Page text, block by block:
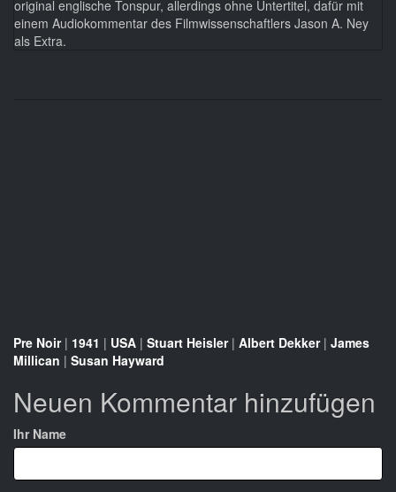
original englische Tonspur, allerdings ohne Untertitel, dafür mit
einem Audiokommentar des Filmwissenschaftlers Jason A. Ney
als Extra.
Pre Noir| 1941 | USA | Stuart Heisler| Albert Dekker| James
Millican | Susan Hayward
Neuen Kommentar hinzufügen
Ihr Name